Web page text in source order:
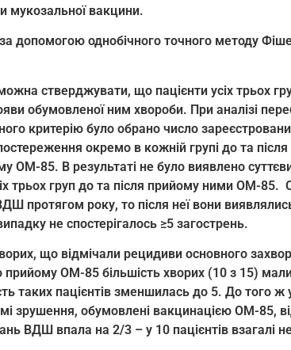
мукозальної вакцини.
допомогою однобічного точного методу
стверджувати, що пацієнти усіх трьох
обумовленої ним хвороби. При аналізі
критерію було обрано число
окремо в кожній групі до та
ОМ-85. В результаті не було виявлено
трьох груп до та після прийому ними ОМ-85.
протягом року, то після неї вони
не спостерігалось ≥5 загострень.
що відмічали рецидиви основного
ОМ-85 більшість хворих (10 з 15) мали
таких пацієнтів зменшилась до 5. До того
зрушення, обумовлені вакцинацією ОМ-85,
ВДШ впала на 2/3 – у 10 пацієнтів взагалі